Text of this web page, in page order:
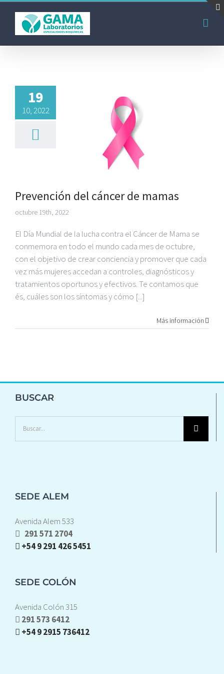
Saltar
contenido
19
10, 2022
Prevención del cáncer de mamas
octubre 19th, 2022
El Día Mundial de la lucha contra el Cáncer de Mama se
conmemora en todo el mundo cada mes de octubre,
con el objetivo de crear conciencia y promover que cada
vez más mujeres accedan a controles, diagnósticos y
tratamientos oportunos y efectivos. Te contamos que
és, cuáles son los síntomas y cómo [...]
Más información
BUSCAR
SEDE ALEM
Avenida Alem 533
291 571 2704
+54 9 291 426 5451
SEDE COLÓN
Avenida Colón 315
291 573 6412
+54 9 2915 736412